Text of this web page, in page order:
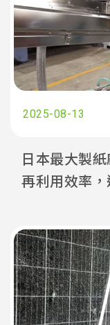
2025-08-13
日本最大製
再利用效率